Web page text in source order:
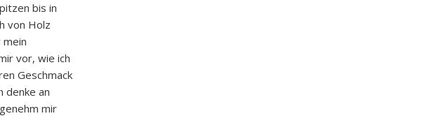
bis in
von Holz
vor, wie ich
Geschmack
denke an
mir